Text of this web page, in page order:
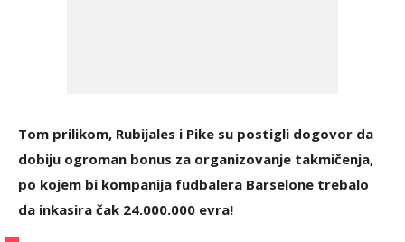
Tom prilikom, Rubijales i Pike su postigli dogovor da
dobiju ogroman bonus za organizovanje takmičenja,
po kojem bi kompanija fudbalera Barselone trebalo
da inkasira čak 24.000.000 evra!